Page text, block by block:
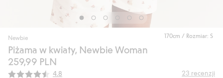
170cm / Rozmiar: S
Newbie
Piżama w kwiaty, Newbie Woman
259,99 PLN
Średnia ocena:
4.8 23 recenzji